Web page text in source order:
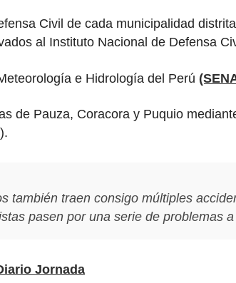
Civil de cada municipalidad
al Instituto Nacional de Defensa
e Hidrología del Perú
de Pauza, Coracora y Puquio
también traen consigo múltiples
pasen por una serie de problemas
Jornada